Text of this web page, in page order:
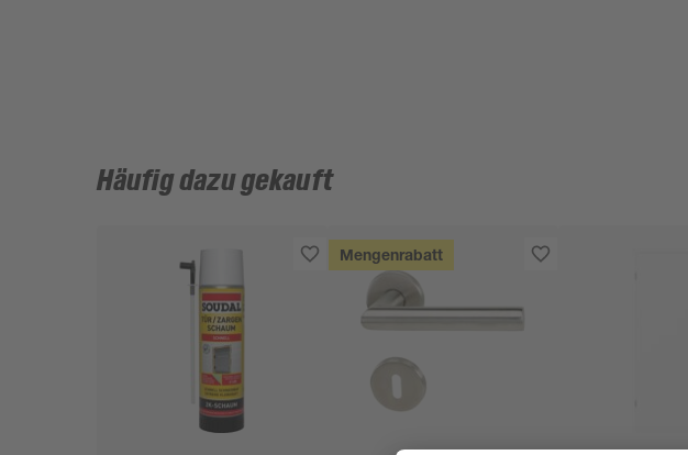
Häufig dazu gekauft
Mengenrabatt